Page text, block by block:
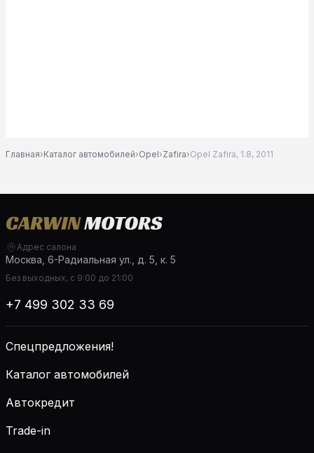
Главная›Каталог автомобилей›Opel›Zafira›Opel Zafira, 1.8, 2011
Адрес салона
Москва, 6-Радиальная ул., д. 5, к. 5
Без выходных, с 9:00 до 21:00
+7 499 302 33 69
Спецпредложения!
Каталог автомобилей
Автокредит
Trade-in